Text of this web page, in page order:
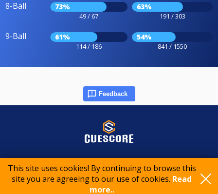
This site uses cookies! By continuing to browse this
site you are agreeing to our use of cookies. Read
more..
8-Ball 73%
49 / 67
63%
191 / 303
9-Ball 61%
114 / 186
54%
841 / 1550
Feedback
© 2015-2026 CueScore International
Privacy policy